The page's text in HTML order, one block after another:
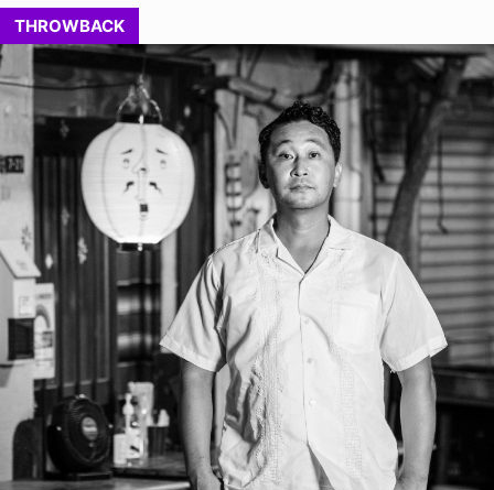
THROWBACK